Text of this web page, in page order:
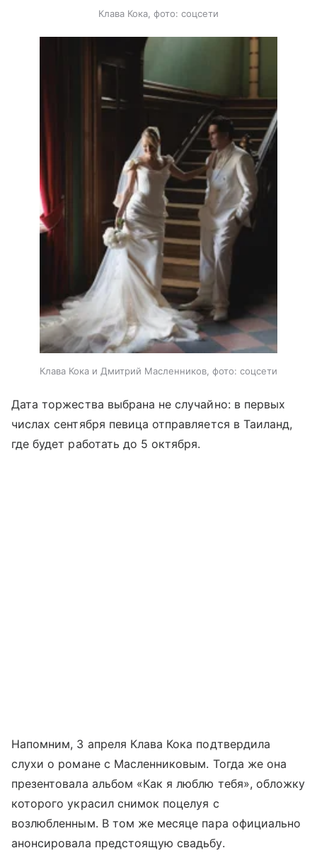
Клава Кока, фото: соцсети
Клава Кока и Дмитрий Масленников, фото: соцсети
Дата торжества выбрана не случайно: в первых
числах сентября певица отправляется в Таиланд,
где будет работать до 5 октября.
Напомним, 3 апреля Клава Кока подтвердила
слухи о романе с Масленниковым. Тогда же она
презентовала альбом «Как я люблю тебя», обложку
которого украсил снимок поцелуя с
возлюбленным. В том же месяце пара официально
анонсировала предстоящую свадьбу.